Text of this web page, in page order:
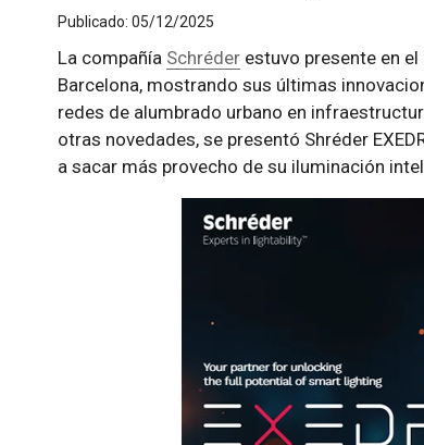
Publicado: 05/12/2025
La compañía Schréderestuvo presente en el
Barcelona, mostrando sus últimas
redes de alumbrado urbano en
otras novedades, se presentó Shréder
a sacar más provecho de su iluminación